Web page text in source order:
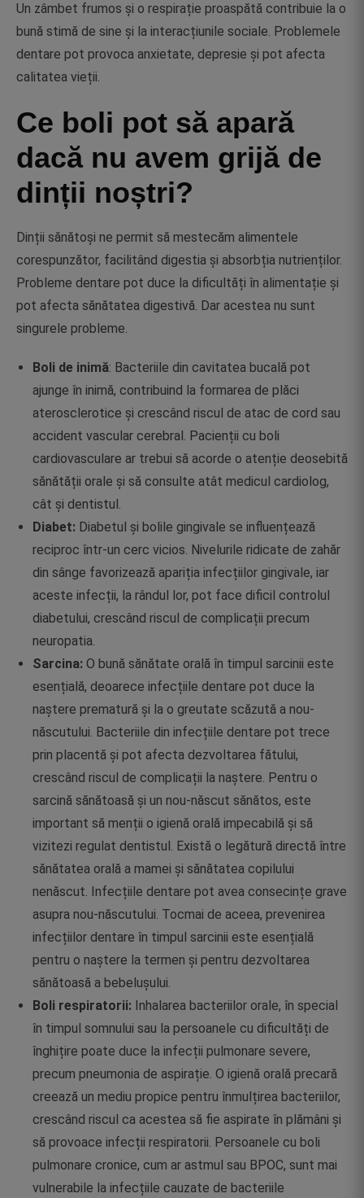
Un zâmbet frumos și o respirație proaspătă contribuie la o
bună stimă de sine și la interacțiunile sociale. Problemele
dentare pot provoca anxietate, depresie și pot afecta
calitatea vieții.
Ce boli pot să apară
dacă nu avem grijă de
dinții noștri?
Dinții sănătoși ne permit să mestecăm alimentele
corespunzător, facilitând digestia și absorbția nutrienților.
Probleme dentare pot duce la dificultăți în alimentație și
pot afecta sănătatea digestivă. Dar acestea nu sunt
singurele probleme.
Boli de inimă: Bacteriile din cavitatea bucală pot
ajunge în inimă, contribuind la formarea de plăci
aterosclerotice și crescând riscul de atac de cord sau
accident vascular cerebral. Pacienții cu boli
cardiovasculare ar trebui să acorde o atenție deosebită
sănătății orale și să consulte atât medicul cardiolog,
cât și dentistul.
Diabet: Diabetul și bolile gingivale se influențează
reciproc într-un cerc vicios. Nivelurile ridicate de zahăr
din sânge favorizează apariția infecțiilor gingivale, iar
aceste infecții, la rândul lor, pot face dificil controlul
diabetului, crescând riscul de complicații precum
neuropatia.
Sarcina: O bună sănătate orală în timpul sarcinii este
esențială, deoarece infecțiile dentare pot duce la
naștere prematură și la o greutate scăzută a nou-
născutului. Bacteriile din infecțiile dentare pot trece
prin placentă și pot afecta dezvoltarea fătului,
crescând riscul de complicații la naștere. Pentru o
sarcină sănătoasă și un nou-născut sănătos, este
important să menții o igienă orală impecabilă și să
vizitezi regulat dentistul. Există o legătură directă între
sănătatea orală a mamei și sănătatea copilului
nenăscut. Infecțiile dentare pot avea consecințe grave
asupra nou-născutului. Tocmai de aceea, prevenirea
infecțiilor dentare în timpul sarcinii este esențială
pentru o naștere la termen și pentru dezvoltarea
sănătoasă a bebelușului.
Boli respiratorii: Inhalarea bacteriilor orale, în special
în timpul somnului sau la persoanele cu dificultăți de
înghițire poate duce la infecții pulmonare severe,
precum pneumonia de aspirație. O igienă orală precară
creează un mediu propice pentru înmulțirea bacteriilor,
crescând riscul ca acestea să fie aspirate în plămâni și
să provoace infecții respiratorii. Persoanele cu boli
pulmonare cronice, cum ar astmul sau BPOC, sunt mai
vulnerabile la infecțiile cauzate de bacteriile